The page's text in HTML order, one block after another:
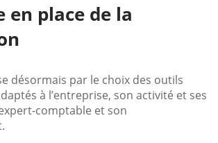
en place de la
désormais par le choix des outils
à l’entreprise, son activité et ses
comptable et son